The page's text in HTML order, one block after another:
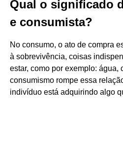
Qual o significado
e consumista?
No consumo, o ato de compra
à sobrevivência, coisas
estar, como por exemplo: água,
consumismo rompe essa
indivíduo está adquirindo algo